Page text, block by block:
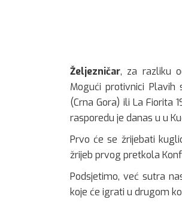
Željezničar, za razliku
Mogući protivnici Plavih
(Crna Gora) ili La Fiorita
rasporedu je danas u u
Prvo će se žrijebati
žrijeb prvog pretkola
Podsjetimo, već sutra
koje će igrati u drugom